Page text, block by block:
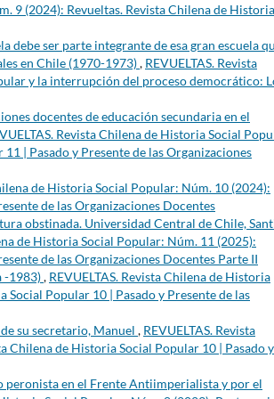
9 (2024): Revueltas. Revista Chilena de Historia
debe ser parte integrante de esa gran escuela
en Chile (1970-1973), REVUELTAS. Revista
y la interrupción del proceso democrático:
docentes de educación secundaria en el
Revista Chilena de Historia Social
| Pasado y Presente de las Organizaciones
de Historia Social Popular: Núm. 10 (2024):
de las Organizaciones Docentes
obstinada. Universidad Central de Chile,
de Historia Social Popular: Núm. 11 (2025):
de las Organizaciones Docentes Parte II
-1983), REVUELTAS. Revista Chilena de Historia
Popular 10 | Pasado y Presente de las
su secretario, Manuel , REVUELTAS. Revista
Chilena de Historia Social Popular 10 | Pasado y
peronista en el Frente Antiimperialista y por el